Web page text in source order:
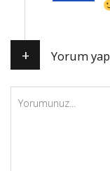
+ Yorum yap